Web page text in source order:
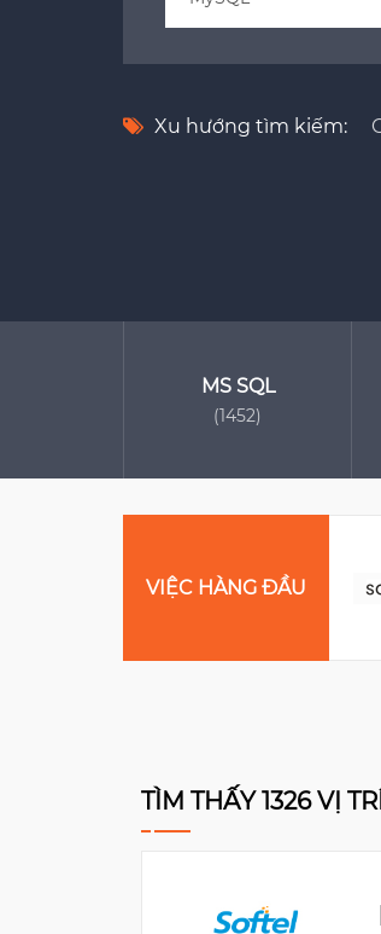
Xu hướng tìm kiếm:
MS SQL
(1452)
VIỆC HÀNG ĐẦU
Rakuten Fintech Vietnam
TÌM THẤY 1326 VỊ